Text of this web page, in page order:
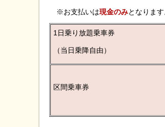
※お支払いは現金のみとなります
1日乗り放題乗車券
（当日乗降自由）
区間乗車券